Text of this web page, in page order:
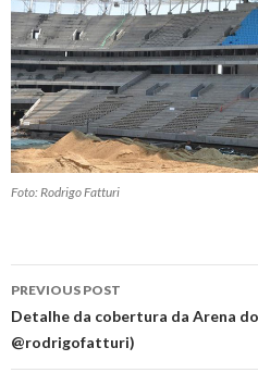
Foto: Rodrigo Fatturi
Post
navigation
PREVIOUS POST
Detalhe da cobertura da Arena
@rodrigofatturi)